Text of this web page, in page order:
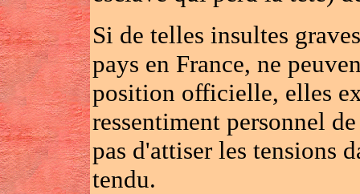
Si de telles insultes
pays en France, ne
position officielle, elles
ressentiment personnel
pas d'attiser les tensions
tendu.